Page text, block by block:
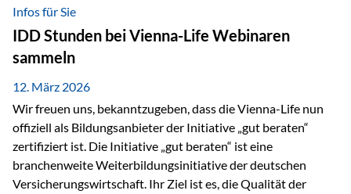
Vermögensschutz strategisch miteinander verbindet.
Warum klassische Nachfolgeplanung oft scheitert Viele
Vermögen werden erst im Todesfall übertragen. Das kann zu
Problemen führen: Hohe Erbschaftsteuern Streitigkeiten
zwischen Erben Liquiditätsprobleme bei Immobilien…
Infos für Sie
IDD Stunden bei Vienna-Life Webinaren
sammeln
12. März 2026
Wir freuen uns, bekanntzugeben, dass die Vienna-Life nun
offiziell als Bildungsanbieter der Initiative „gut beraten“
zertifiziert ist. Die Initiative „gut beraten“ ist eine
branchenweite Weiterbildungsinitiative der deutschen
Versicherungswirtschaft. Ihr Ziel ist es, die Qualität der